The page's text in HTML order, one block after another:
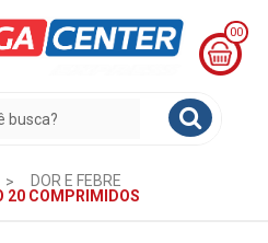
00
CESTA
R$
0,00
DOR E FEBRE
20 COMPRIMIDOS